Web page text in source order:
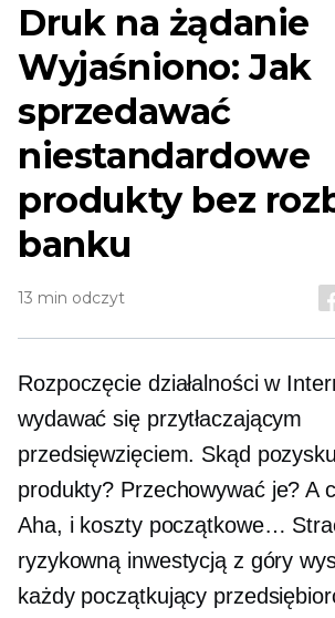
Druk na żądanie
Wyjaśniono: Jak
sprzedawać
niestandardowe
produkty bez
banku
13 min odczyt
Rozpoczęcie działalności w
wydawać się przytłaczającym
przedsięwzięciem. Skąd
produkty? Przechowywać je? A
Aha, i koszty początkowe…
ryzykowną inwestycją z góry
każdy początkujący